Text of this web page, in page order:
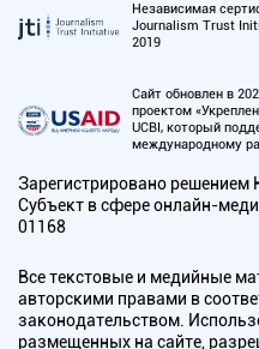
Независимая
Journalism Trust
2019
Сайт обновлен в
проектом
UCBI, который
международному
Зарегистрировано
Субъект в сфере онлайн-
01168
Все текстовые и медийные
авторскими правами в
законодательством.
размещенных на сайте,